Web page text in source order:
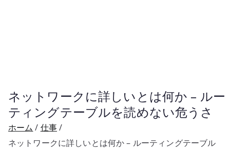
ネットワークに詳しいとは何か – ルー
ティングテーブルを読めない危うさ
ホーム
仕事
ネットワークに詳しいとは何か – ルーティングテーブル